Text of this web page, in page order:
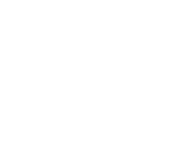
Ngay lúc này bạn nên tìm